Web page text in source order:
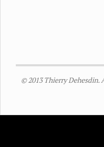
© 2013 Thierry Dehesdin.